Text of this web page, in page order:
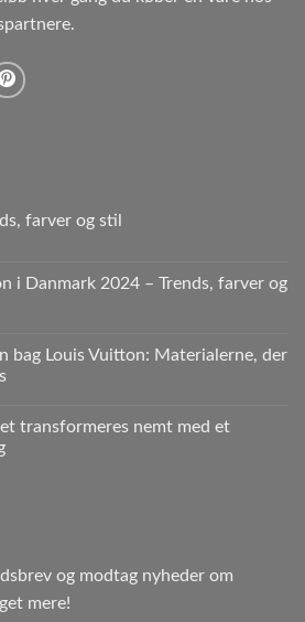
farver og stil
i Danmark 2024 – Trends, farver og
bag Louis Vuitton: Materialerne, der
transformeres nemt med et
og modtag nyheder om
mere!